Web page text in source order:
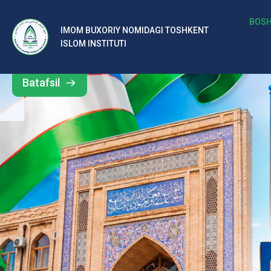
IMOM BUXORIY NOMIDAGI TOSHKENT
ISLOM INSTITUTI
b
al
ar
o‘
rt
a
si
d
Barcha
yangiliklar
Batafsil